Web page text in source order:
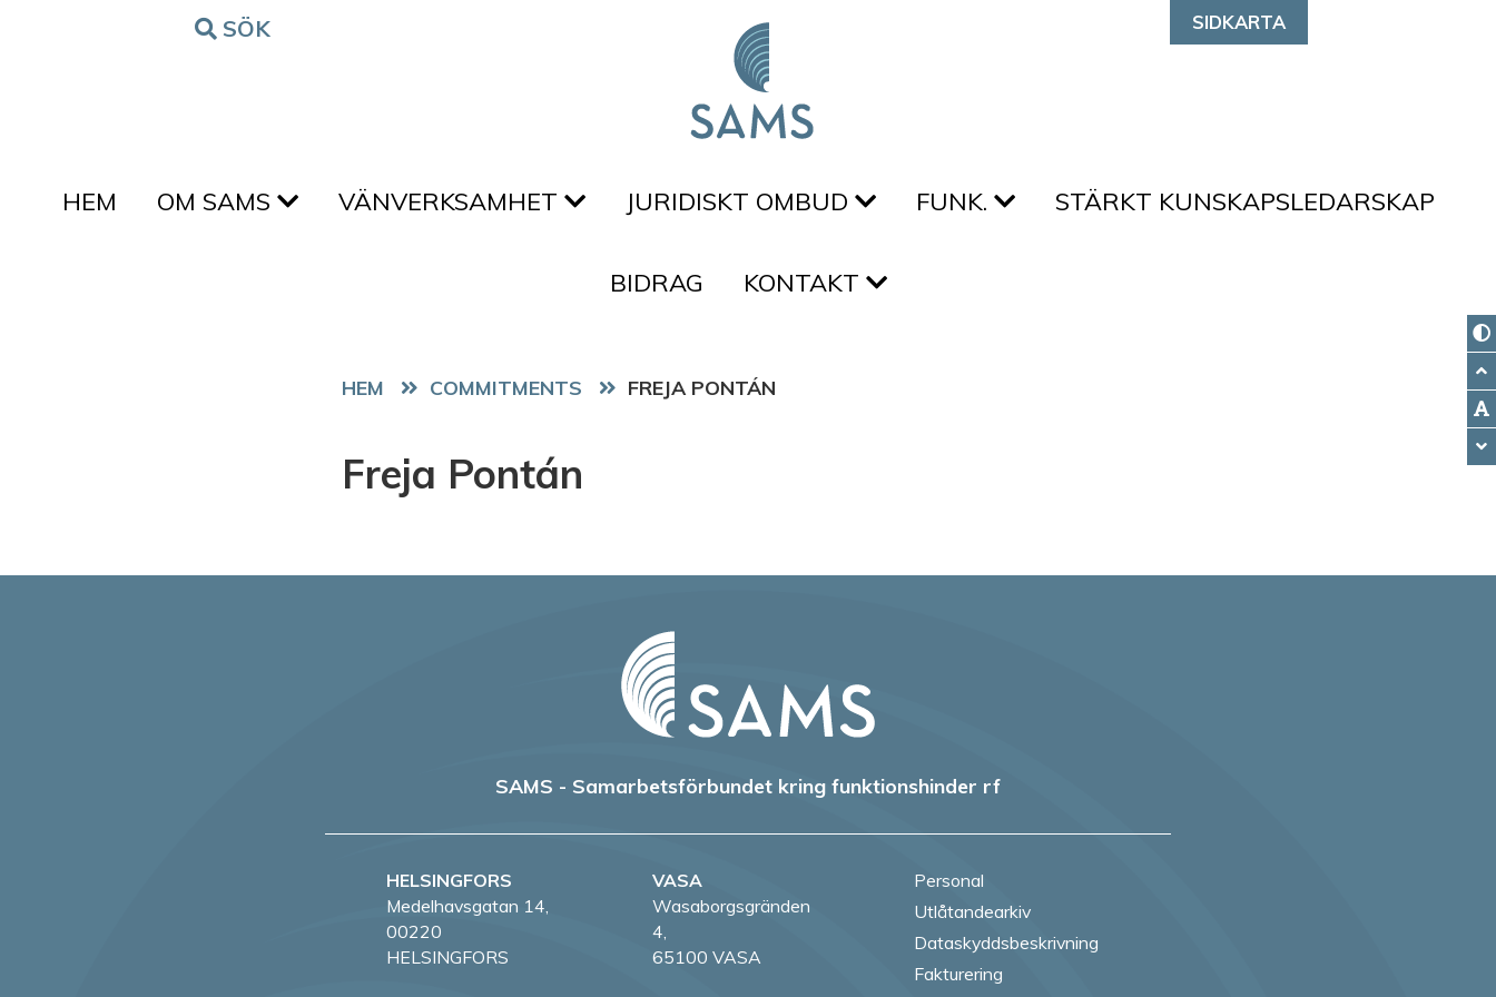
Hoppa till innehålletSÖK SIDKARTA
HEM OM SAMS VÄNVERKSAMHET JURIDISKT OMBUD FUNK. STÄRKT KUNSKAPSLEDARSKAP
BIDRAG KONTAKT
HEM COMMITMENTS FREJA PONTÁN
Freja Pontán
SAMS - Samarbetsförbundet kring funktionshinder rf
HELSINGFORS
Medelhavsgatan 14,
00220
HELSINGFORS
VASA
Wasaborgsgränden
4,
65100 VASA
Personal
Utlåtandearkiv
Dataskyddsbeskrivning
Fakturering